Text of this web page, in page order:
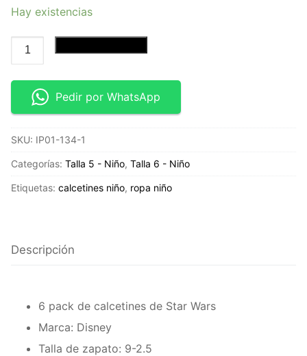
was:
Hay existencias
Pack
de
calcetines
de
Patrol
-
Talla
2.5
cantidad
Pedir por WhatsApp
SKU: IP01-134-1
Categorías: Talla 5 - Niño, Talla 6 - Niño
Etiquetas: calcetines niño, ropa niño
Descripción
6 pack de calcetines de Star Wars
Marca: Disney
Talla de zapato: 9-2.5